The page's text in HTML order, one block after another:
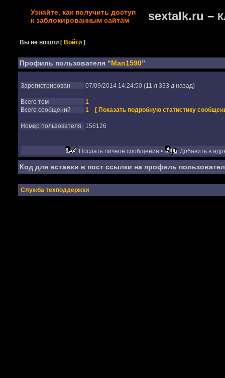
Узнайте, как получить доступ
к заблокированным сайтам
sextalk.ru –
Вы не вошли [Войти ]
Профиль пользователя “Man1590”
Зарегистрирован 07/09/2014 14:24:50 (11 л 333 д назад)
Всего тем
1
Всего сообщений
1 [ Показать подробную статистику
Номер пользователя 156126
Послать личное сообщение • Добавить в
Код для вставки в пост ссылки на профиль
Служба техподдержки